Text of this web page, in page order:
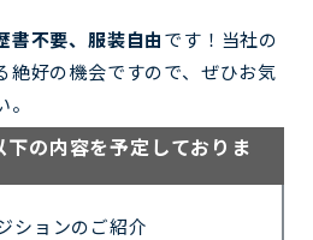
書不要、服装自由です！当社の
絶好の機会ですので、ぜひお気
下の内容を予定しておりま
ションのご紹介